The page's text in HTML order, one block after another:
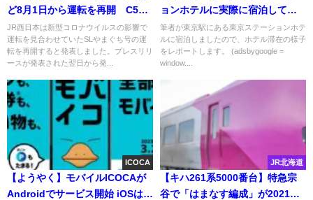
ど8月1日から運転を再開 C57-1
が牽引予定 発売は7月10日から
JR西日本は新型コロナウイルスの影響で
運転を見合わせていたSLやまぐち号の運
転を再開すると発表しました。プレスリリ
ースが発表された翌日から発...
ョンホテルに実際に宿泊してき
た
筆者が東京駅にある東京ステーションホテ
ルに宿泊しましたので、ホテル滞在の様子
をレポートします。 (adsbygoogle =
window....
ICOCA
【ようやく】モバイルICOCAが
Androidでサービス開始 iOSはい
JR北海道
【キハ261系5000番台】特急宗
谷で「はまなす編成」が2021年